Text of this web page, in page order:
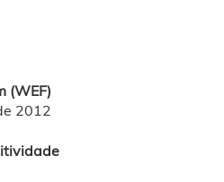
(WEF)
2012